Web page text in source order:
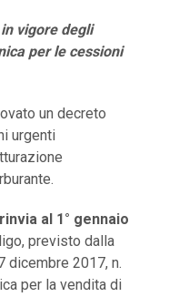
vigore degli
per le cessioni
un decreto
urgenti
rinvia al 1° gennaio
previsto dalla
dicembre 2017, n.
per la vendita di